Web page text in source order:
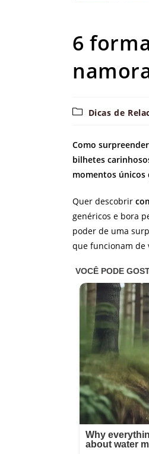
6
Categoria
Dicas de
Como
bilhetes
momentos únicos
Quer descobrir
genéricos e bora
poder de uma
que funcionam de